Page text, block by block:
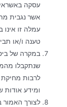
עסקה
אשר נגבית
עמלה זו
טענה ו/או
במקרה של
שנתקבלו
לרבות מחיקת
ומידע
לצורך האמור